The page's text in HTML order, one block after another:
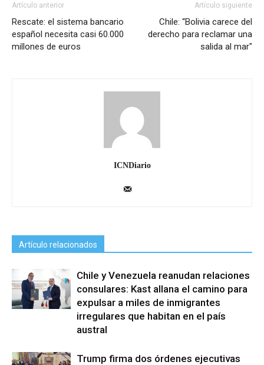
Artículo anterior
Rescate: el sistema bancario
español necesita casi 60.000
millones de euros
Artículo siguiente
Chile: “Bolivia carece del
derecho para reclamar una
salida al mar"
ICNDiario
Artículo relacionados
Chile y Venezuela reanudan relaciones
consulares: Kast allana el camino para
expulsar a miles de inmigrantes
irregulares que habitan en el país
austral
Trump firma dos órdenes ejecutivas